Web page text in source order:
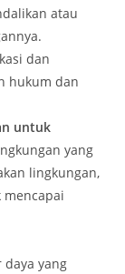
atau
dan
hukum dan
untuk
yang
lingkungan,
daya yang